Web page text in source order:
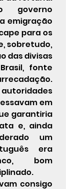
governo
emigração
para os
sobretudo,
das divisas
fonte
em
garantiria
e, ainda
um
era
bom